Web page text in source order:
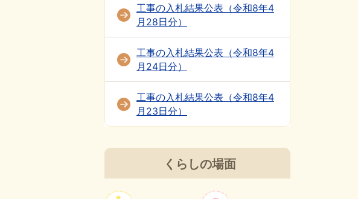
工事の入札結果公表（令和8年4
月28日分）
工事の入札結果公表（令和8年4
月24日分）
工事の入札結果公表（令和8年4
月23日分）
くらしの場面